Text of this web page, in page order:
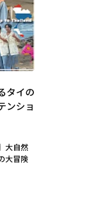
タイの
ンショ
大自然
大冒険